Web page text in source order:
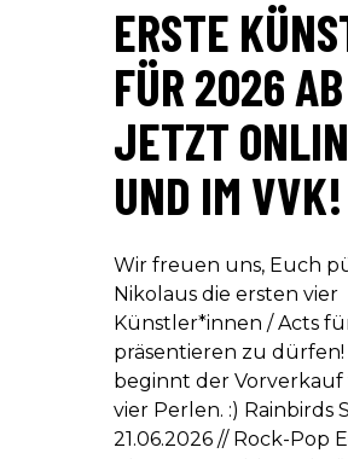
ERSTE
FÜR 2026 AB
JETZT
UND IM VVK!
Wir freuen uns, Euch
Nikolaus die ersten vier
Künstler*innen / Acts
präsentieren zu dürfen!
beginnt der Vorverkauf
vier Perlen. :) Rainbirds
21.06.2026 // Rock-Pop